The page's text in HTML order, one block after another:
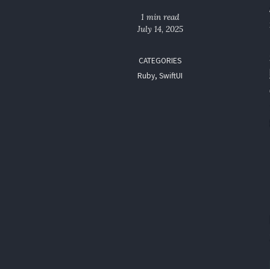
1 min read
July 14, 2025
CATEGORIES
Ruby SwiftUI